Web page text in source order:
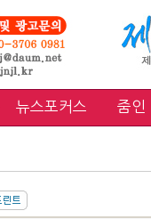
뉴스포커스 줌인